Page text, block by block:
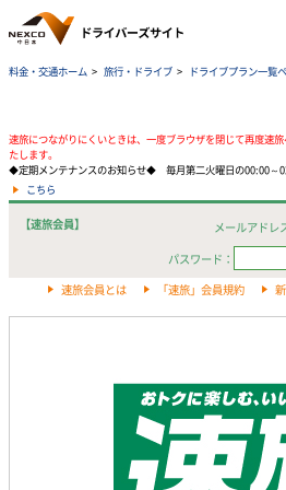
料金・交通ホーム > 旅行・ドライブ > ドライブプラン一覧
速旅につながりにくいときは、一度ブラウザを閉じて再度速
たします。
◆定期メンテナンスのお知らせ◆ 毎月第二火曜日の00:00～
こちら
【速旅会員】
メールアドレ
パスワード：
速旅会員とは 「速旅」会員規約